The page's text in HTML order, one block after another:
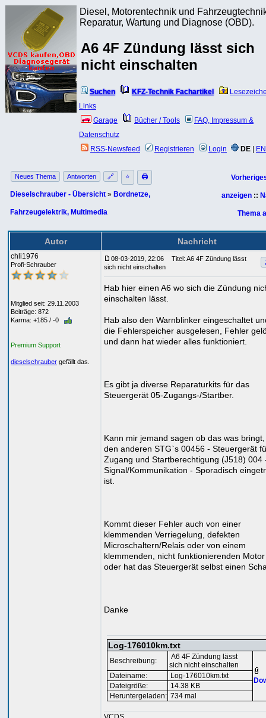
Diesel, Motorentechnik und
Reparatur, Wartung und Diagnose (OBD).
A6 4F Zündung lässt sich
nicht einschalten
Suchen KFZ-Technik Fachartikel
Links
Garage
Bücher / Tools
FAQ, Impressum &
Datenschutz
RSS-Newsfeed
Registrieren Login DE EN
Neues Thema Antworten 🔗 ⭐ 🖨
Dieselschrauber - Übersicht » Bordnetze,
Fahrzeugelektrik, Multimedia
anzeigen ::
Thema
Autor Nachricht
chli1976
Profi-Schrauber
Mitglied seit: 29.11.2003
Beiträge: 872
Karma: +185 / -0
Premium Support
dieselschrauber gefällt das.
08-03-2019, 22:06
Titel: A6 4F Zündung lässt
sich nicht einschalten
Hab hier einen A6 wo sich die Zündung
einschalten lässt.
Hab also den Warnblinker eingeschaltet
die Fehlerspeicher ausgelesen, Fehler
und dann hat wieder alles funktioniert.
Es gibt ja diverse Reparaturkits für das
Steuergerät 05-Zugangs-/Startber.
Kann mir jemand sagen ob das was
den anderen STG`s 00456 - Steuergerät
Zugang und Startberechtigung (J518) 004
Signal/Kommunikation - Sporadisch
ist.
Kommt dieser Fehler auch von einer
klemmenden Verriegelung, defekten
Microschaltern/Relais oder von einem
klemmenden, nicht funktionierenden
oder hat das Steuergerät selbst einen
Danke
Log-176010km.txt
Beschreibung:
A6 4F Zündung lässt
sich nicht einschalten
Dateiname:
Log-176010km.txt
Dateigröße:
14.38 KB
Heruntergeladen: 734 mal